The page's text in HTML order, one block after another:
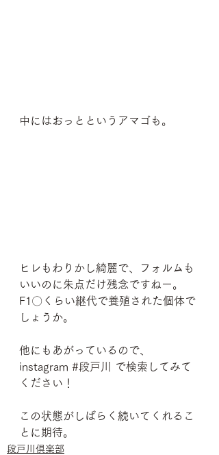
中にはおっとというアマゴも。
ヒレもわりかし綺麗で、フォルムも
いいのに朱点だけ残念ですねー。
F1〇くらい継代で養殖された個体で
しょうか。
他にもあがっているので、
instagram #段戸川
で検索してみて
ください！
この状態がしばらく続いてくれるこ
とに期待。
段戸川倶楽部